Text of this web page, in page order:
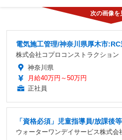
電気施工管理/神奈川県厚木市
株式会社コプロコンストラクション
神奈川県
月給40万円～50万円
正社員
「資格必須」児童指導員/放課後
ウォーターワンデイサービス株式会